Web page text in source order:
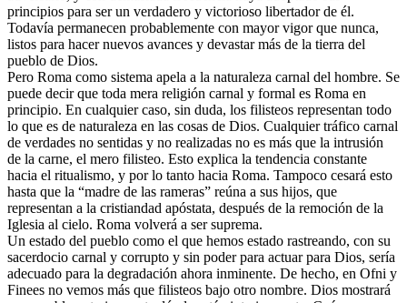
principios para ser un verdadero y victorioso libertador de él.
Todavía permanecen probablemente con mayor vigor que nunca,
listos para hacer nuevos avances y devastar más de la tierra del
pueblo de Dios.
Pero Roma como sistema apela a la naturaleza carnal del hombre. Se
puede decir que toda mera religión carnal y formal es Roma en
principio. En cualquier caso, sin duda, los filisteos representan todo
lo que es de naturaleza en las cosas de Dios. Cualquier tráfico carnal
de verdades no sentidas y no realizadas no es más que la intrusión
de la carne, el mero filisteo. Esto explica la tendencia constante
hacia el ritualismo, y por lo tanto hacia Roma. Tampoco cesará esto
hasta que la “madre de las rameras” reúna a sus hijos, que
representan a la cristiandad apóstata, después de la remoción de la
Iglesia al cielo. Roma volverá a ser suprema.
Un estado del pueblo como el que hemos estado rastreando, con su
sacerdocio carnal y corrupto y sin poder para actuar para Dios, sería
adecuado para la degradación ahora inminente. De hecho, en Ofni y
Finees no vemos más que filisteos bajo otro nombre. Dios mostrará